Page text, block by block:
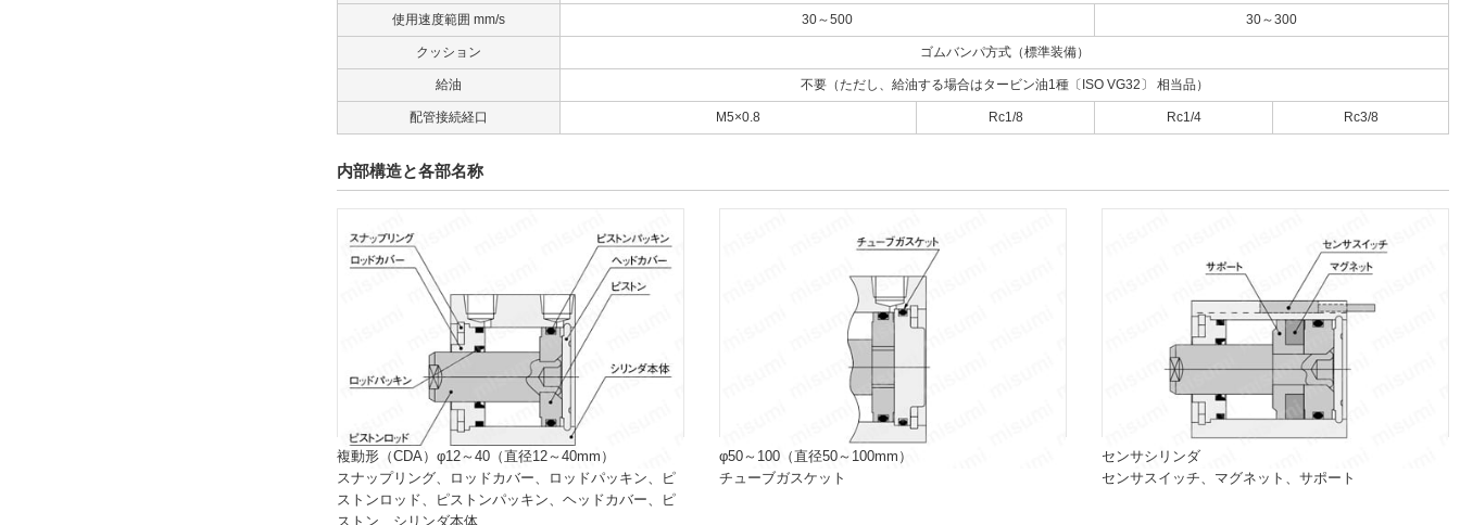
使用速度範囲 mm/s 30～500 30～300
クッション ゴムバンパ方式（標準装備）
給油 不要（ただし、給油する場合はタービン油1種〔ISO VG32〕 相当品）
配管接続経口 M5×0.8 Rc1/8 Rc1/4 Rc3/8
内部構造と各部名称
複動形（CDA）φ12～40（直径12～40mm）
スナップリング、ロッドカバー、ロッドパッキン、ピ
ストンロッド、ピストンパッキン、ヘッドカバー、ピ
ストン、シリンダ本体
φ50～100（直径50～100mm）
チューブガスケット
センサシリンダ
センサスイッチ、マグネット、サポート